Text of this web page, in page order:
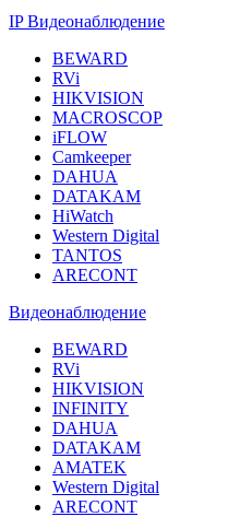
IP Видеонаблюдение
BEWARD
RVi
HIKVISION
MACROSCOP
iFLOW
Camkeeper
DAHUA
DATAKAM
HiWatch
Western Digital
TANTOS
ARECONT
Видеонаблюдение
BEWARD
RVi
HIKVISION
INFINITY
DAHUA
DATAKAM
AMATEK
Western Digital
ARECONT